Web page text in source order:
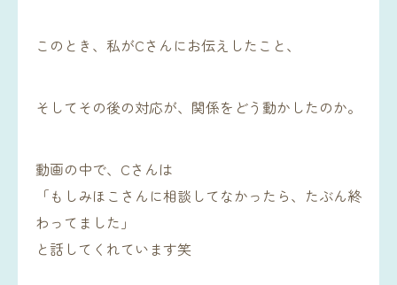
このとき、私がCさんにお伝えしたこと、
そしてその後の対応が、関係をどう動かしたのか。
動画の中で、Cさんは
「もしみほこさんに相談してなかったら、たぶん終
わってました」
と話してくれています笑